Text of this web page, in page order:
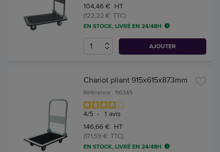
104,46 € HT
(122,22 € TTC)
EN STOCK, LIVRÉ EN 24/48H
AJOUTER
Chariot pliant 915x615x873mm
Référence : 116345
4/5 - 1 avis
146,66 € HT
(171,59 € TTC)
EN STOCK, LIVRÉ EN 24/48H